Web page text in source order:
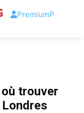
PremiumP
trouver